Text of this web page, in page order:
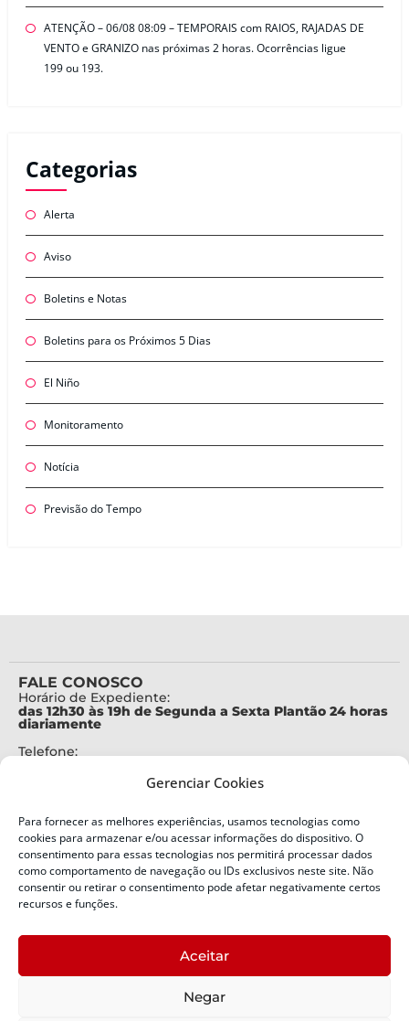
Gerenciar Cookies
Para fornecer as melhores experiências, usamos tecnologias como
cookies para armazenar e/ou acessar informações do dispositivo. O
consentimento para essas tecnologias nos permitirá processar dados
como comportamento de navegação ou IDs exclusivos neste site. Não
consentir ou retirar o consentimento pode afetar negativamente certos
recursos e funções.
Aceitar
Negar
ATENÇÃO – 06/08 08:09 – TEMPORAIS com RAIOS, RAJADAS DE
VENTO e GRANIZO nas próximas 2 horas. Ocorrências ligue
199 ou 193.
Categorias
Alerta
Aviso
Boletins e Notas
Boletins para os Próximos 5 Dias
El Niño
Monitoramento
Notícia
Previsão do Tempo
FALE CONOSCO
Horário de Expediente:
das 12h30 às 19h de Segunda a Sexta Plantão 24 horas
diariamente
Telefone:
Alertas Defesa Civil:
SMS 40199
ENDEREÇO
Defesa Civil do Estado de Santa Catarina
Capoeiras, Florianópolis, SC